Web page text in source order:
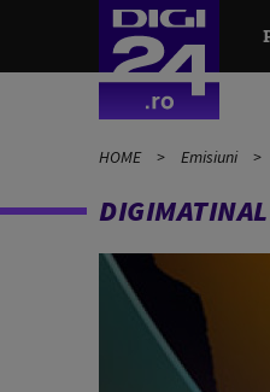
HOME Emisiuni